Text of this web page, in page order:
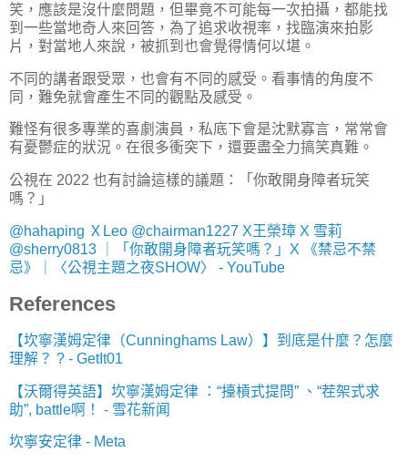
笑，應該是沒什麼問題，但畢竟不可能每一次拍攝，都能找
到一些當地奇人來回答，為了追求收視率，找臨演來拍影
片，對當地人來說，被抓到也會覺得情何以堪。
不同的講者跟受眾，也會有不同的感受。看事情的角度不
同，難免就會產生不同的觀點及感受。
難怪有很多專業的喜劇演員，私底下會是沈默寡言，常常會
有憂鬱症的狀況。在很多衝突下，還要盡全力搞笑真難。
公視在 2022 也有討論這樣的議題：「你敢開身障者玩笑
嗎？」
@hahaping ＸLeo @chairman1227 X王榮璋 X 雪莉
@sherry0813 ｜「你敢開身障者玩笑嗎？」X 《禁忌不禁
忌》｜〈公視主題之夜SHOW〉 - YouTube
References
【坎寧漢姆定律（Cunninghams Law）】到底是什麼？怎麼
理解？ ? - GetIt01
【沃爾得英語】坎寧漢姆定律 ：“擡槓式提問” 、“茬架式求
助”, battle啊！ - 雪花新闻
坎寧安定律 - Meta